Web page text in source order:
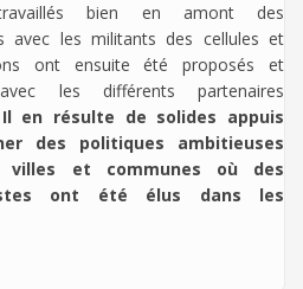
bien en amont des
avec les militants des cellules et
ont ensuite été proposés et
les différents partenaires
Il en résulte de solides appuis
des politiques ambitieuses
villes et communes où des
ont été élus dans les